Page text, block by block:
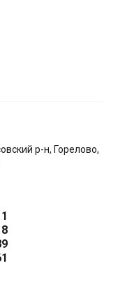
р-н, Горелово,